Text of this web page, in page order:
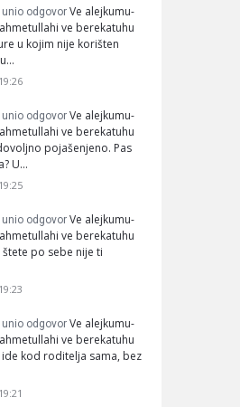
unio odgovor Ve alejkumu-
ve berekatuhu
u kojim nije korišten
unio odgovor Ve alejkumu-
ve berekatuhu
pojašenjeno. Pas
U…
unio odgovor Ve alejkumu-
ve berekatuhu
po sebe nije ti
unio odgovor Ve alejkumu-
ve berekatuhu
kod roditelja sama, bez